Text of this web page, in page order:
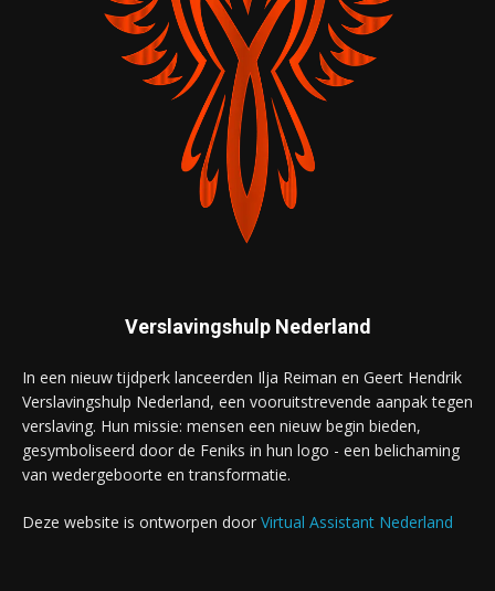
Verslavingshulp Nederland
In een nieuw tijdperk lanceerden Ilja Reiman en Geert Hendrik
Verslavingshulp Nederland, een vooruitstrevende aanpak tegen
verslaving. Hun missie: mensen een nieuw begin bieden,
gesymboliseerd door de Feniks in hun logo - een belichaming
van wedergeboorte en transformatie.
Deze website is ontworpen door Virtual Assistant Nederland